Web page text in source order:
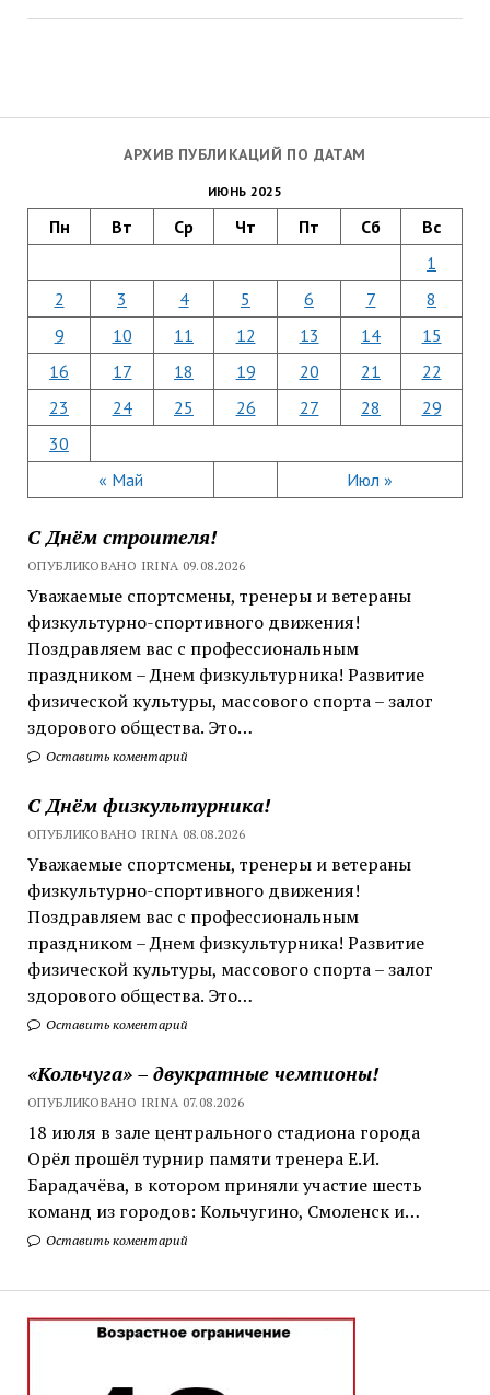
АРХИВ ПУБЛИКАЦИЙ ПО ДАТАМ
ИЮНЬ 2025
Пн Вт Ср Чт Пт Сб Вс
« Май Июл »
1
2
3 4 5 6 7
8
9
10 11 12 13 14
15
16
17 18 19 20 21
22
23
24 25 26 27 28
29
30
С Днём строителя!
ОПУБЛИКОВАНО IRINA 09.08.2026
Уважаемые спортсмены, тренеры и ветераны
физкультурно-спортивного движения!
Поздравляем вас с профессиональным
праздником – Днем физкультурника! Развитие
физической культуры, массового спорта – залог
здорового общества. Это…
Оставить коментарий
С Днём физкультурника!
ОПУБЛИКОВАНО IRINA 08.08.2026
Уважаемые спортсмены, тренеры и ветераны
физкультурно-спортивного движения!
Поздравляем вас с профессиональным
праздником – Днем физкультурника! Развитие
физической культуры, массового спорта – залог
здорового общества. Это…
Оставить коментарий
«Кольчуга» – двукратные чемпионы!
ОПУБЛИКОВАНО IRINA 07.08.2026
18 июля в зале центрального стадиона города
Орёл прошёл турнир памяти тренера Е.И.
Барадачёва, в котором приняли участие шесть
команд из городов: Кольчугино, Смоленск и…
Оставить коментарий